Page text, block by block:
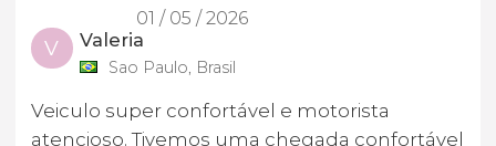
01 / 05 / 2026
V Valeria
Sao Paulo, Brasil
Veiculo super confortável e motorista
atencioso. Tivemos uma chegada confortável